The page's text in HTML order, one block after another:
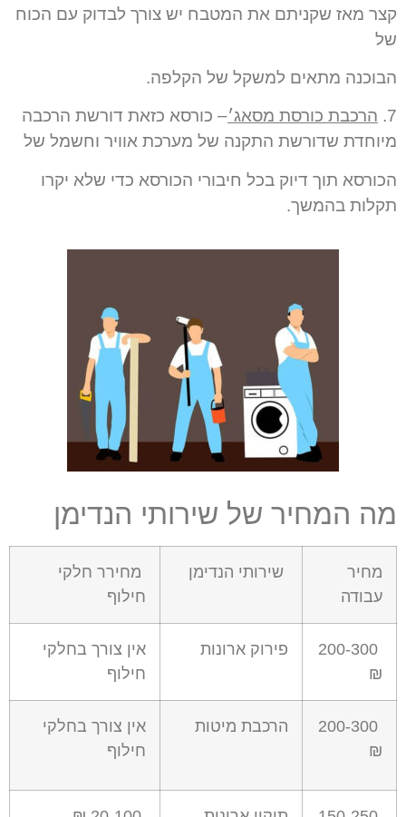
קצר מאז שקניתם את המטבח יש צורך לבדוק עם הכוח
של
הבוכנה מתאים למשקל של הקלפה.
7. הרכבת כורסת מסאג׳– כורסא כזאת דורשת הרכבה
מיוחדת שדורשת התקנה של מערכת אוויר וחשמל של
הכורסא תוך דיוק בכל חיבורי הכורסא כדי שלא יקרו
תקלות בהמשך.
מה המחיר של שירותי הנדימן
מחיר
עבודה
שירותי הנדימן
מחירר חלקי
חילוף
200-300
₪
פירוק ארונות
אין צורך בחלקי
חילוף
200-300
₪
הרכבת מיטות
אין צורך בחלקי
חילוף